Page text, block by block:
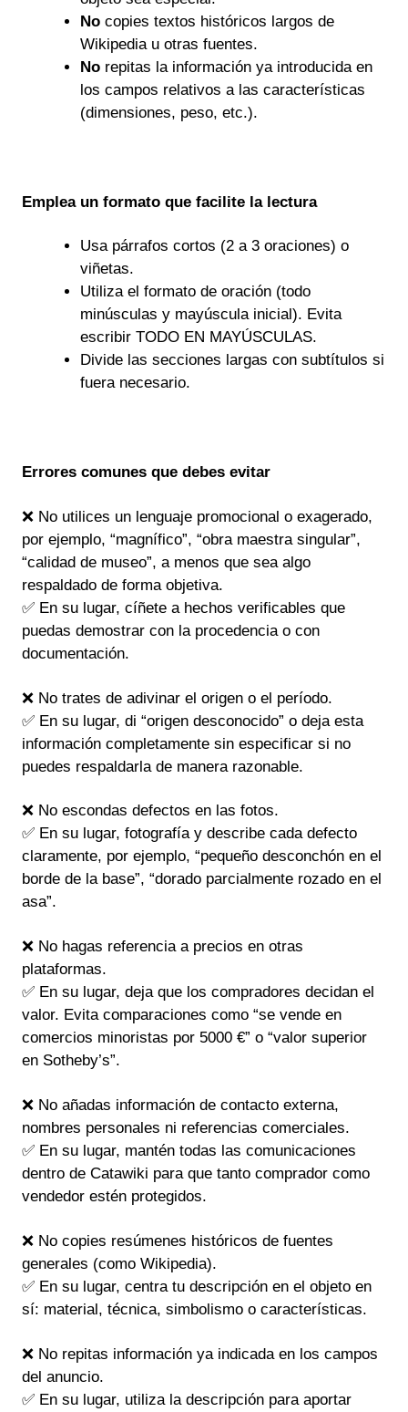
Nocopies textos históricos largos de
Wikipedia u otras fuentes.
Norepitas la información ya introducida en
los campos relativos a las características
(dimensiones, peso, etc.).
Emplea un formato que facilite la lectura
Usa párrafos cortos (2 a 3 oraciones) o
viñetas.
Utiliza el formato de oración (todo
minúsculas y mayúscula inicial). Evita
escribir TODO EN MAYÚSCULAS.
Divide las secciones largas con subtítulos si
fuera necesario.
Errores comunes que debes evitar
❌ No utilices un lenguaje promocional o exagerado,
por ejemplo, “magnífico”, “obra maestra singular”,
“calidad de museo”, a menos que sea algo
respaldado de forma objetiva.
✅ En su lugar, cíñete a hechos verificables que
puedas demostrar con la procedencia o con
documentación.
❌ No trates de adivinar el origen o el período.
✅ En su lugar, di “origen desconocido” o deja esta
información completamente sin especificar si no
puedes respaldarla de manera razonable.
❌ No escondas defectos en las fotos.
✅ En su lugar, fotografía y describe cada defecto
claramente, por ejemplo, “pequeño desconchón en el
borde de la base”, “dorado parcialmente rozado en el
asa”.
❌ No hagas referencia a precios en otras
plataformas.
✅ En su lugar, deja que los compradores decidan el
valor. Evita comparaciones como “se vende en
comercios minoristas por 5000 €” o “valor superior
en Sotheby’s”.
❌ No añadas información de contacto externa,
nombres personales ni referencias comerciales.
✅ En su lugar, mantén todas las comunicaciones
dentro de Catawiki para que tanto comprador como
vendedor estén protegidos.
❌ No copies resúmenes históricos de fuentes
generales (como Wikipedia).
✅ En su lugar, centra tu descripción en el objeto en
sí: material, técnica, simbolismo o características.
❌ No repitas información ya indicada en los campos
del anuncio.
✅ En su lugar, utiliza la descripción para aportar